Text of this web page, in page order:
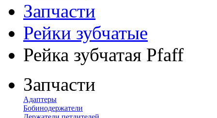
Запчасти
Рейки зубчатые
Рейка зубчатая Pfaff
Запчасти
Адаптеры
Бобинодержатели